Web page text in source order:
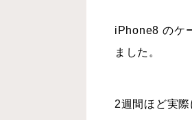
iPhone8 のケ
ました。
2週間ほど実